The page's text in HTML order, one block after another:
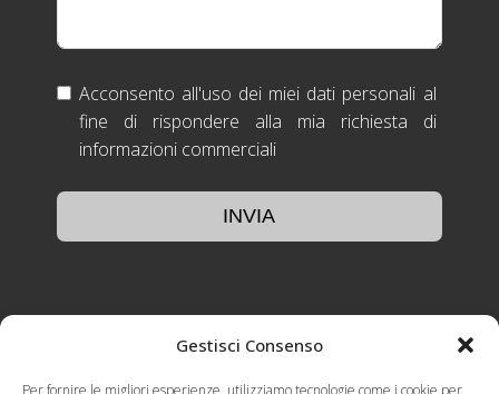
Gestisci Consenso
Per fornire le migliori esperienze, utilizziamo tecnologie come i cookie per
Acconsento all'uso dei miei dati personali al
fine di rispondere alla mia richiesta di
informazioni commerciali
INVIA